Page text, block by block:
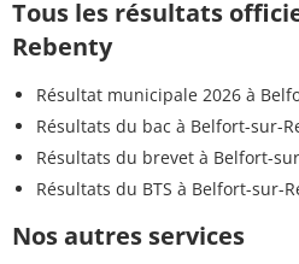
Tous les résultats
Rebenty
Résultat municipale 2026 à
Résultats du bac à Belfort-sur-
Résultats du brevet à Belfort-
Résultats du BTS à Belfort-sur-
Nos autres services